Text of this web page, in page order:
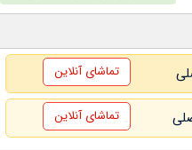
تماشای آنلاین
تماشای آنلاین